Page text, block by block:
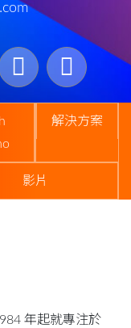
解決方案
影片
年起就專注於